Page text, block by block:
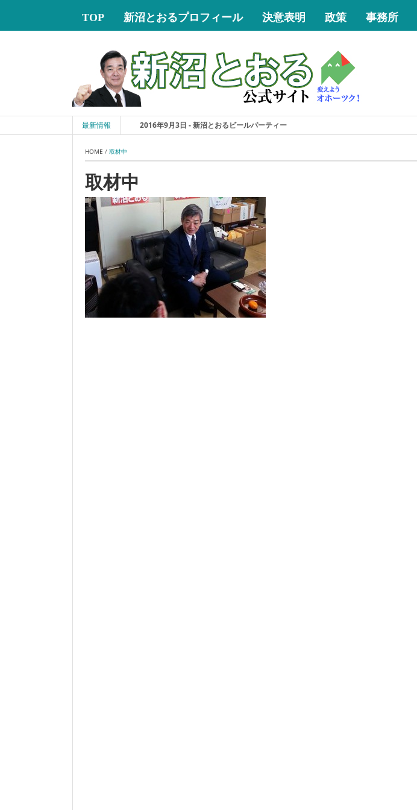
TOP 新沼とおるプロフィール 決意表明 政策 事務所
最新情報 2016年9月3日 - 新沼とおるビールパーティー
HOME / 取材中
取材中